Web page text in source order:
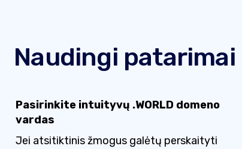
Naudingi patarimai
Pasirinkite intuityvų .WORLD domeno
vardas
Jei atsitiktinis žmogus galėtų perskaityti